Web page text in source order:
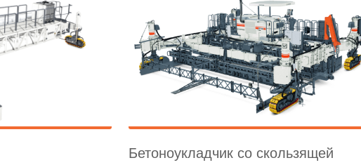
Бетоноукладчик со скользящей